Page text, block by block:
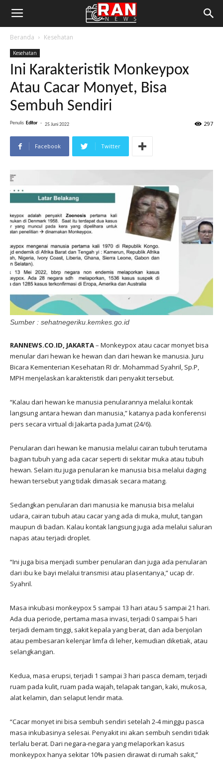
Beranda Kesehatan
Kesehatan
Ini Karakteristik Monkeypox
Atau Cacar Monyet, Bisa
Sembuh Sendiri
Penulis Editor - 25 Juni 2022 297
Facebook Twitter
Sumber : sehatnegeriku.kemkes.go.id
RANNEWS.CO.ID, JAKARTA– Monkeypox atau cacar monyet bisa
menular dari hewan ke hewan dan dari hewan ke manusia. Juru
Bicara Kementerian Kesehatan RI dr. Mohammad Syahril, Sp.P,
MPH menjelaskan karakteristik dari penyakit tersebut.
“Kalau dari hewan ke manusia penularannya melalui kontak
langsung antara hewan dan manusia,” katanya pada konferensi
pers secara virtual di Jakarta pada Jumat (24/6).
Penularan dari hewan ke manusia melalui cairan tubuh terutama
bagian tubuh yang ada cacar seperti di sekitar muka atau tubuh
hewan. Selain itu juga penularan ke manusia bisa melalui daging
hewan tersebut yang tidak dimasak secara matang.
Sedangkan penularan dari manusia ke manusia bisa melalui
udara, cairan tubuh atau cacar yang ada di muka, mulut, tangan
maupun di badan. Kalau kontak langsung juga ada melalui saluran
napas atau terjadi droplet.
“Ini juga bisa menjadi sumber penularan dan juga ada penularan
dari ibu ke bayi melalui transmisi atau plasentanya,” ucap dr.
Syahril.
Masa inkubasi monkeypox 5 sampai 13 hari atau 5 sampai 21 hari.
Ada dua periode, pertama masa invasi, terjadi 0 sampai 5 hari
terjadi demam tinggi, sakit kepala yang berat, dan ada benjolan
atau pembesaran kelenjar limfa di leher, kemudian diketiak, atau
selangkangan.
Kedua, masa erupsi, terjadi 1 sampai 3 hari pasca demam, terjadi
ruam pada kulit, ruam pada wajah, telapak tangan, kaki, mukosa,
alat kelamin, dan selaput lendir mata.
“Cacar monyet ini bisa sembuh sendiri setelah 2-4 minggu pasca
masa inkubasinya selesai. Penyakit ini akan sembuh sendiri tidak
terlalu berat. Dari negara-negara yang melaporkan kasus
monkeypox hanya sekitar 10% pasien dirawat di rumah sakit,”